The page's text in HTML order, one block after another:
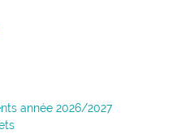
année 2026/2027